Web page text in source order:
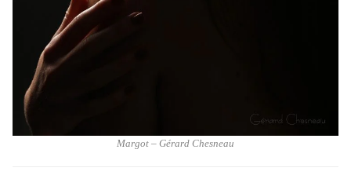
Margot – Gérard Chesneau